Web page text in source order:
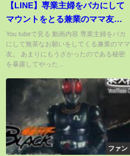
【LINE】専業主婦をバカにして
マウントをとる兼業のママ友→
うざすぎたので真実と女の秘密
を暴露したら女の反応がww
You tubeで見る 動画内容 専業主婦をバカ
にして無茶なお願いをしてくる兼業のママ
友。 あまりにもうざかったのである秘密
を暴露してやった...
ファン